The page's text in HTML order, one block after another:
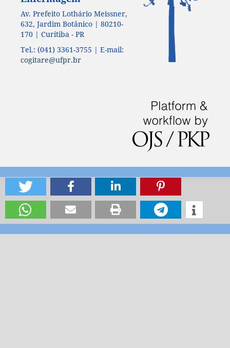
Av. Prefeito Lothário Meissner,
632, Jardim Botânico | 80210-
170 | Curitiba - PR
Tel.: (041) 3361-3755 | E-mail:
cogitare@ufpr.br